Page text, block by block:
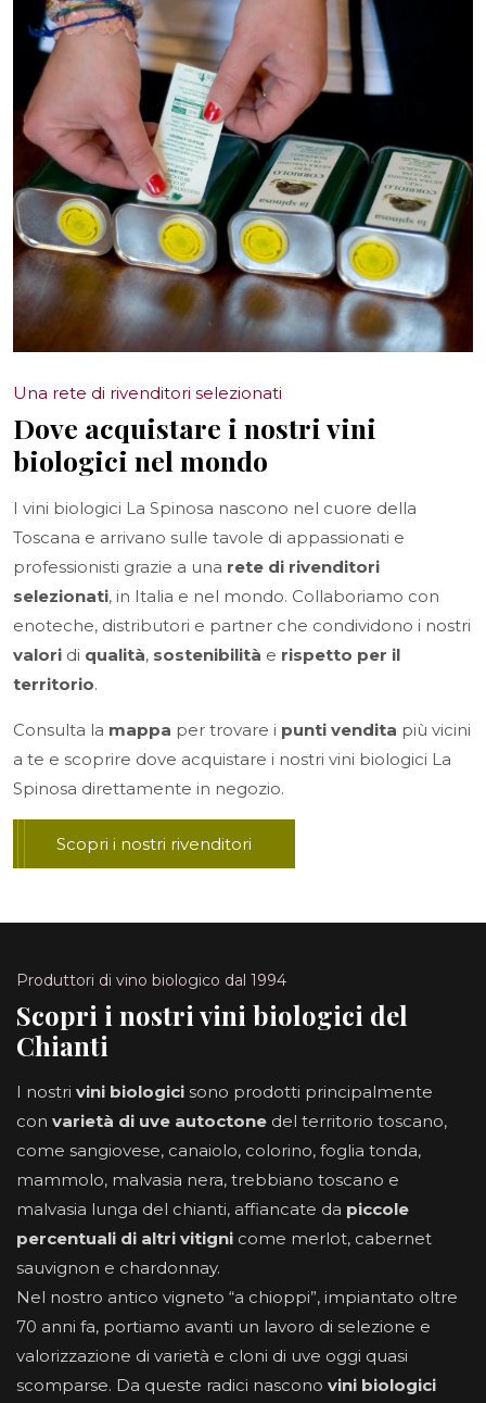
Una rete di rivenditori selezionati
Dove acquistare i nostri vini
biologici nel mondo
I vini biologici La Spinosa nascono nel cuore della
Toscana e arrivano sulle tavole di appassionati e
professionisti grazie a una rete di rivenditori
selezionati, in Italia e nel mondo. Collaboriamo con
enoteche, distributori e partner che condividono i nostri
valori di qualità, sostenibilità e rispetto per il
territorio.
Consulta la mappa per trovare i punti vendita più vicini
a te e scoprire dove acquistare i nostri vini biologici La
Spinosa direttamente in negozio.
Scopri i nostri rivenditori
Produttori di vino biologico dal 1994
Scopri i nostri vini biologici del
Chianti
I nostri vini biologici sono prodotti principalmente
con varietà di uve autoctone del territorio toscano,
come sangiovese, canaiolo, colorino, foglia tonda,
mammolo, malvasia nera, trebbiano toscano e
malvasia lunga del chianti, affiancate da piccole
percentuali di altri vitigni come merlot, cabernet
sauvignon e chardonnay.
Nel nostro antico vigneto “a chioppi”, impiantato oltre
70 anni fa, portiamo avanti un lavoro di selezione e
valorizzazione di varietà e cloni di uve oggi quasi
scomparse. Da queste radici nascono vini biologici